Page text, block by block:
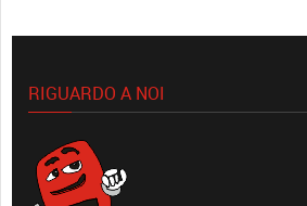
RIGUARDO A NOI